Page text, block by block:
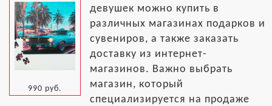
990 руб.
девушек можно купить в
различных магазинах подарков и
сувениров, а также заказать
доставку из интернет-
магазинов. Важно выбрать
магазин, который
специализируется на продаже